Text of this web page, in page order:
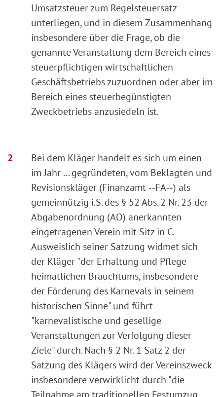
Umsatzsteuer zum Regelsteuersatz
unterliegen, und in diesem Zusammenhang
insbesondere über die Frage, ob die
genannte Veranstaltung dem Bereich eines
steuerpflichtigen wirtschaftlichen
Geschäftsbetriebs zuzuordnen oder aber im
Bereich eines steuerbegünstigten
Zweckbetriebs anzusiedeln ist.
Bei dem Kläger handelt es sich um einen
im Jahr ... gegründeten, vom Beklagten und
Revisionskläger (Finanzamt ‑‑FA‑‑) als
gemeinnützig i.S. des § 52 Abs. 2 Nr. 23 der
Abgabenordnung (AO) anerkannten
eingetragenen Verein mit Sitz in C.
Ausweislich seiner Satzung widmet sich
der Kläger "der Erhaltung und Pflege
heimatlichen Brauchtums, insbesondere
der Förderung des Karnevals in seinem
historischen Sinne" und führt
"karnevalistische und gesellige
Veranstaltungen zur Verfolgung dieser
Ziele" durch. Nach § 2 Nr. 1 Satz 2 der
Satzung des Klägers wird der Vereinszweck
insbesondere verwirklicht durch "die